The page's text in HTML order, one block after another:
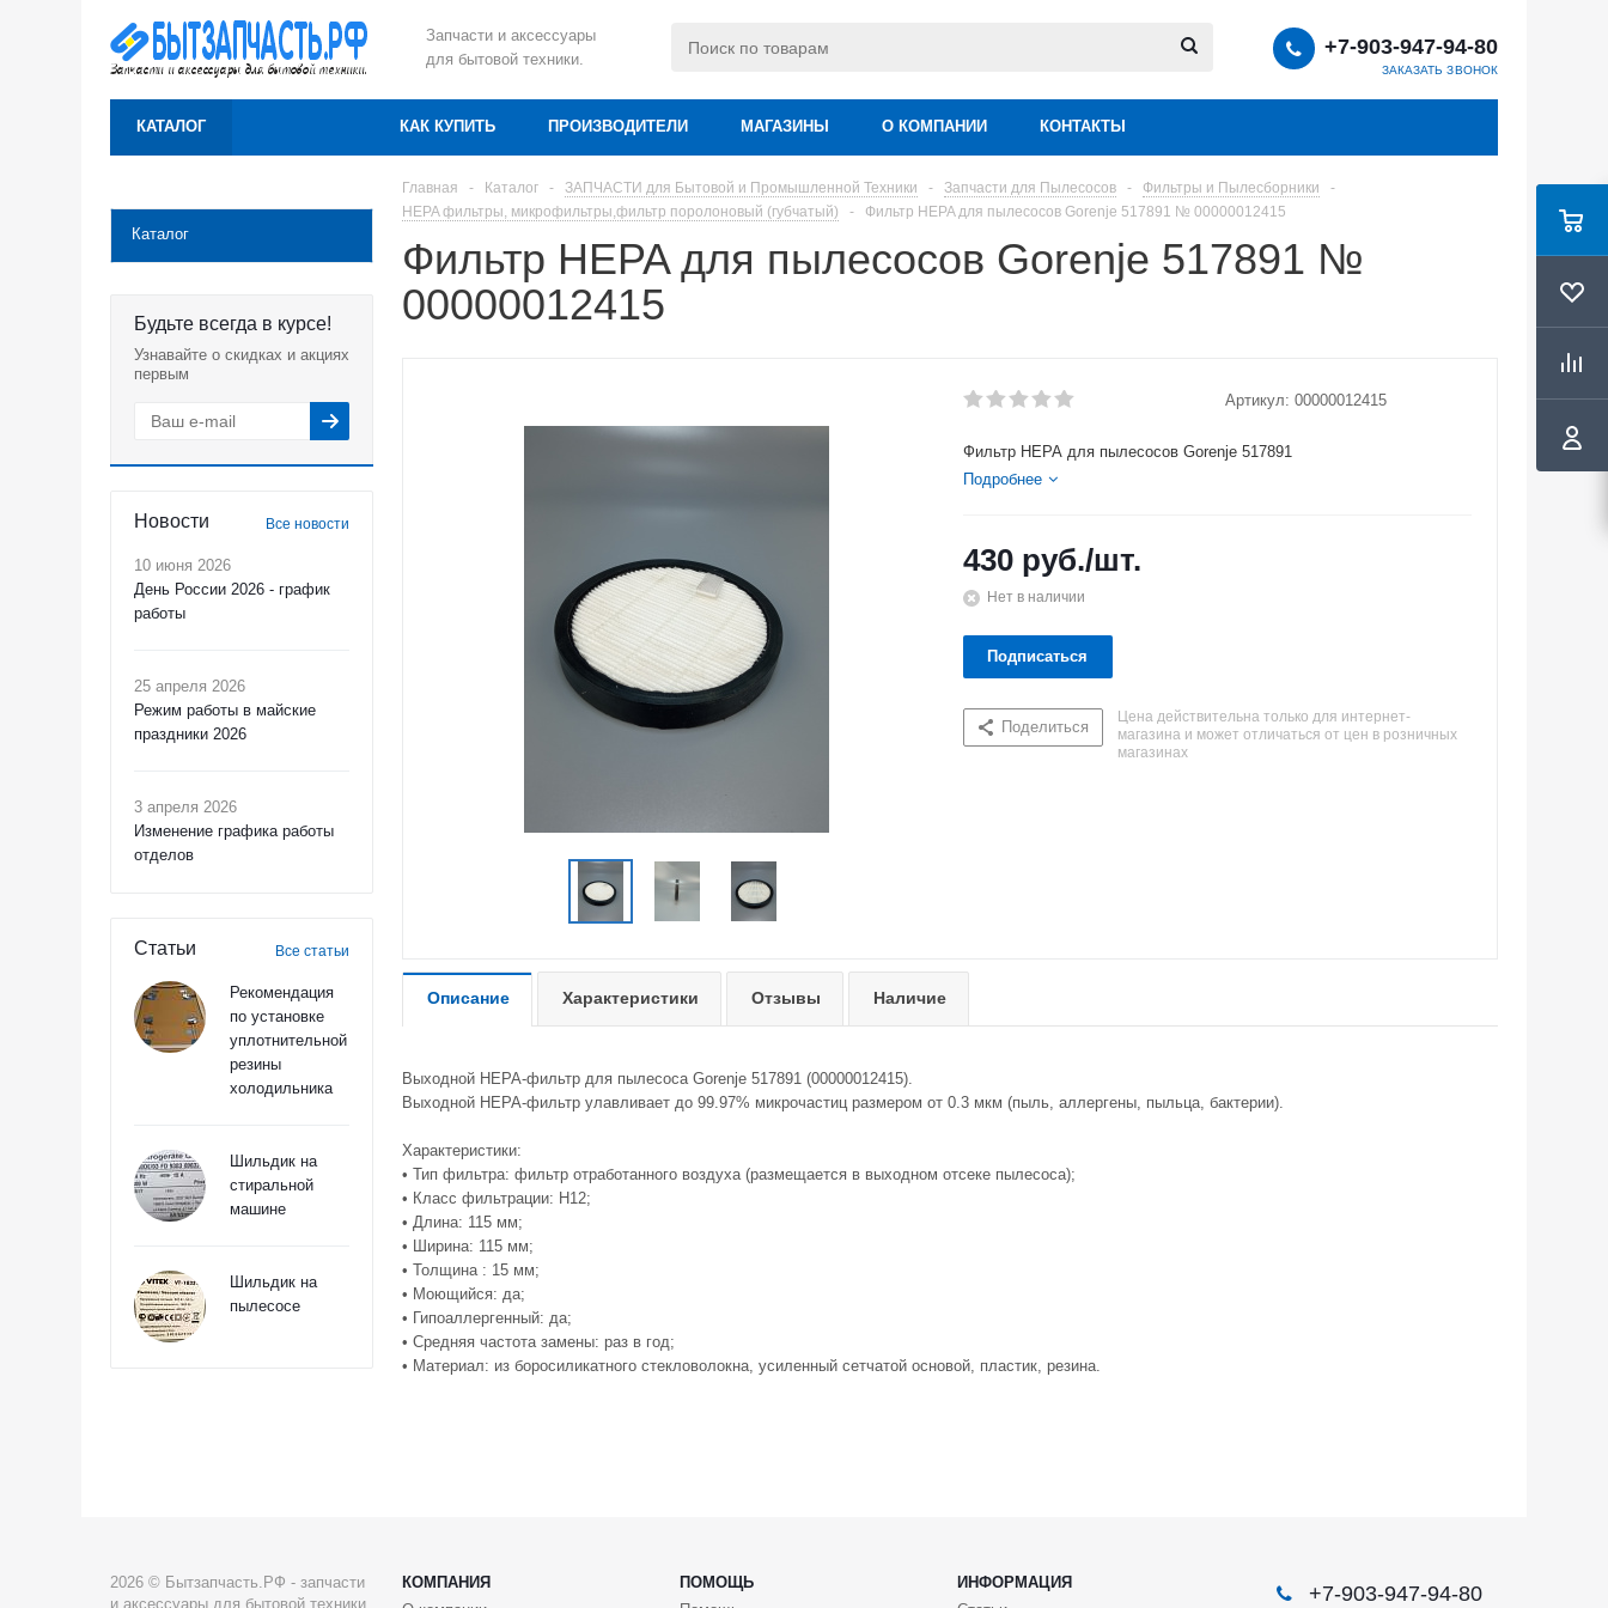
Запчасти и аксессуары
для бытовой техники.
+7-903-947-94-80
ЗАКАЗАТЬ ЗВОНОК
КАТАЛОГ КАК КУПИТЬ ПРОИЗВОДИТЕЛИ МАГАЗИНЫ О КОМПАНИИ КОНТАКТЫ
Каталог
Будьте всегда в курсе!
Узнавайте о скидках и акциях
первым
Новости Все новости
10 июня 2026
День России 2026 - график
работы
25 апреля 2026
Режим работы в майские
праздники 2026
3 апреля 2026
Изменение графика работы
отделов
Статьи Все статьи
Рекомендация
по установке
уплотнительной
резины
холодильника
Шильдик на
стиральной
машине
Шильдик на
пылесосе
Главная - Каталог - ЗАПЧАСТИ для Бытовой и Промышленной Техники - Запчасти для Пылесосов - Фильтры и Пылесборники
-
HEPA фильтры, микрофильтры,фильтр поролоновый (губчатый)
- Фильтр HEPA для пылесосов Gorenje 517891 № 00000012415
Фильтр HEPA для пылесосов Gorenje 517891 №
00000012415
Артикул: 00000012415
Фильтр HEPA для пылесосов Gorenje 517891
Подробнее
430 руб./шт.
Нет в наличии
Подписаться
Поделиться
Цена действительна только для интернет-
магазина и может отличаться от цен в розничных
магазинах
Описание Характеристики Отзывы Наличие
Выходной HEPA-фильтр для пылесоса Gorenje 517891 (00000012415).
Выходной HEPA-фильтр улавливает до 99.97% микрочастиц размером от 0.3 мкм (пыль, аллергены, пыльца, бактерии).
Характеристики:
• Тип фильтра: фильтр отработанного воздуха (размещается в выходном отсеке пылесоса);
• Класс фильтрации: H12;
• Длина: 115 мм;
• Ширина: 115 мм;
• Толщина : 15 мм;
• Моющийся: да;
• Гипоаллергенный: да;
• Средняя частота замены: раз в год;
• Материал: из боросиликатного стекловолокна, усиленный сетчатой основой, пластик, резина.
2026 © Бытзапчасть.РФ - запчасти
и аксессуары для бытовой техники.
КОМПАНИЯ ПОМОЩЬ
ИНФОРМАЦИЯ
+7-903-947-94-80